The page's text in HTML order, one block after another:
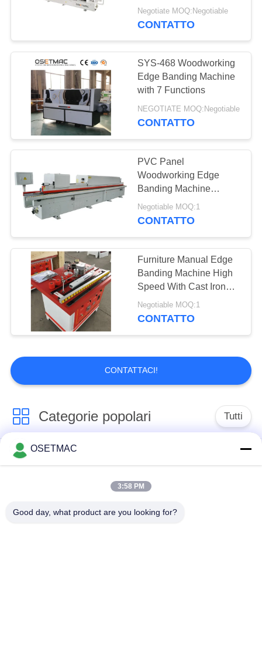
Trimming
Negotiate MOQ:Negotiable
CONTATTO
SYS-468 Woodworking
Edge Banding Machine
with 7 Functions
NEGOTIATE MOQ:Negotiable
CONTATTO
PVC Panel
Woodworking Edge
Banding Machine
Rough Trimming Gluing
Negotiable MOQ:1
CONTATTO
Furniture Manual Edge
Banding Machine High
Speed With Cast Iron
Worktable
Negotiable MOQ:1
CONTATTO
CONTATTACI!
Categorie popolari Tutti
Sega da tavolo
falegnameria
macchina della
OSETMAC
3:58 PM
Good day, what product are you looking for?